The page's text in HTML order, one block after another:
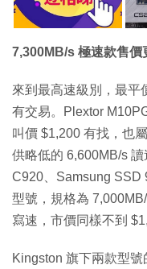
7,300MB/s 極速款售價
來到最高速級別，最平
有交易。Plextor
叫價 $1,200 有找，也
供略低的 6,600MB/s
C920、Samsung SSD
型號，規格為
寫速，市價同樣不到
Kingston 旗下兩款型